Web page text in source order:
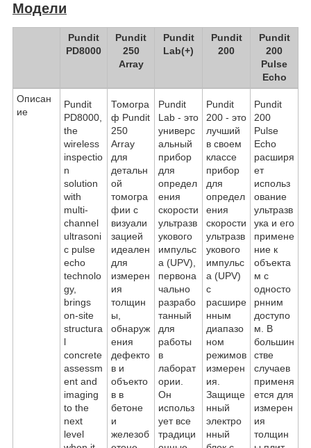
Модели
Pundit
PD8000
Pundit
250
Array
Pundit
Lab(+)
Pundit
200
Pundit
200
Pulse
Echo
Описан
ие
Pundit
PD8000,
the
wireless
inspectio
n
solution
with
multi-
channel
ultrasoni
c pulse
echo
technolo
gy,
brings
on-site
structura
l
concrete
assessm
ent and
imaging
to the
next
level
Томогра
ф Pundit
250
Array
для
детальн
ой
томогра
фии с
визуали
зацией
идеален
для
измерен
ия
толщин
ы,
обнаруж
ения
дефекто
в и
объекто
в в
бетоне
и
железоб
Pundit
Lab - это
универс
альный
прибор
для
определ
ения
скорости
ультразв
укового
импульс
а (UPV),
первона
чально
разрабо
танный
для
работы
в
лаборат
ории.
Он
использ
ует все
традици
Pundit
200 - это
лучший
в своем
классе
прибор
для
определ
ения
скорости
ультразв
укового
импульс
а (UPV)
с
расшире
нным
диапазо
ном
режимов
измерен
ия.
Защище
нный
электро
нный
Pundit
200
Pulse
Echo
расширя
ет
использ
ование
ультразв
ука и его
примене
ние к
объекта
м с
односто
рнним
доступо
м. В
большин
стве
случаев
применя
ется для
измерен
ия
толщин